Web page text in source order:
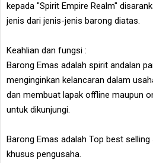
kepada "Spirit Empire Realm"
jenis dari jenis-jenis barong diatas.
Keahlian dan fungsi :
Barong Emas adalah spirit andalan
menginginkan kelancaran dalam
dan membuat lapak offline maupun
untuk dikunjungi.
Barong Emas adalah Top best
khusus pengusaha.